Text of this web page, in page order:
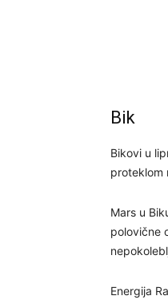
Bik
Bikovi u
proteklom
Mars u
polovične
Energija